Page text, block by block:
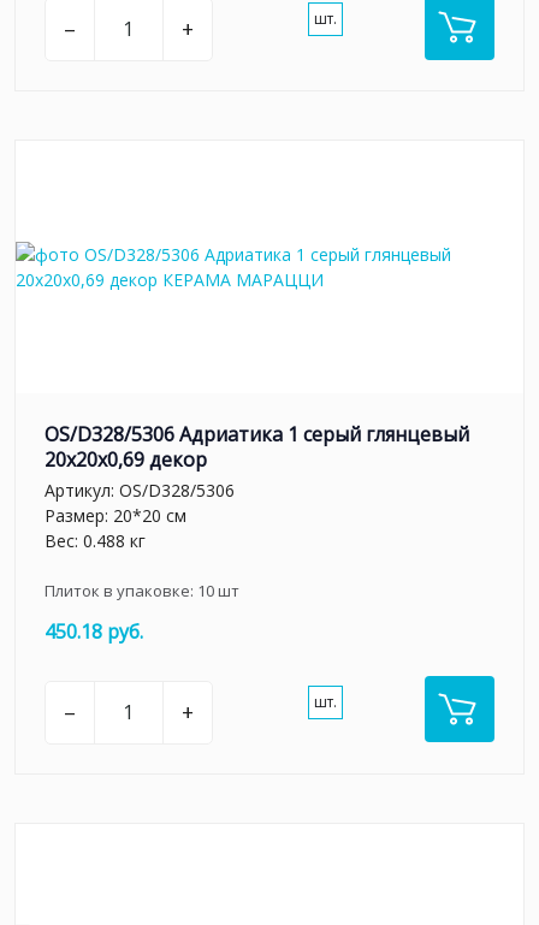
– + шт.
OS/D328/5306 Адриатика 1 серый глянцевый
20x20x0,69 декор
Артикул: OS/D328/5306
Размер: 20*20 см
Вес: 0.488 кг
Плиток в упаковке: 10шт
450.18 руб.
– + шт.